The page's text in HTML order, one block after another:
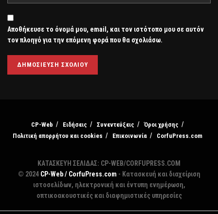
Αποθήκευσε το όνομά μου, email, και τον ιστότοπο μου σε αυτόν
τον πλοηγό για την επόμενη φορά που θα σχολιάσω.
CP-Web Ειδήσεις Συνεντεύξεις
Όροι χρήσης
Πολιτική απορρήτου και cookies
Επικοινωνία CorfuPress.com
ΚΑΤΑΣΚΕΥΗ ΣΕΛΙΔΑΣ: CP-WEB/CORFUPRESS.COM
© 2024 CP-Web / CorfuPress.com - Κατασκευή και διαχείριση
ιστοσελίδων, ηλεκτρονική και έντυπη ενημέρωση,
οπτικοακουστικές και διαφημιστικές υπηρεσίες